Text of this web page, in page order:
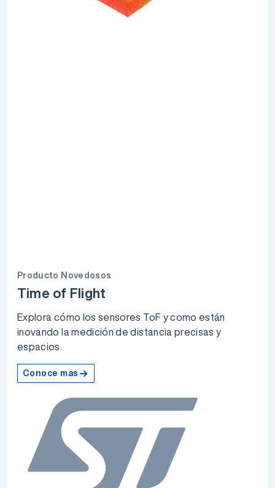
Producto Novedosos
Time of Flight
Explora cómo los sensores ToF y como están
inovando la medición de distancia precisas y
espacios.
Conoce mas